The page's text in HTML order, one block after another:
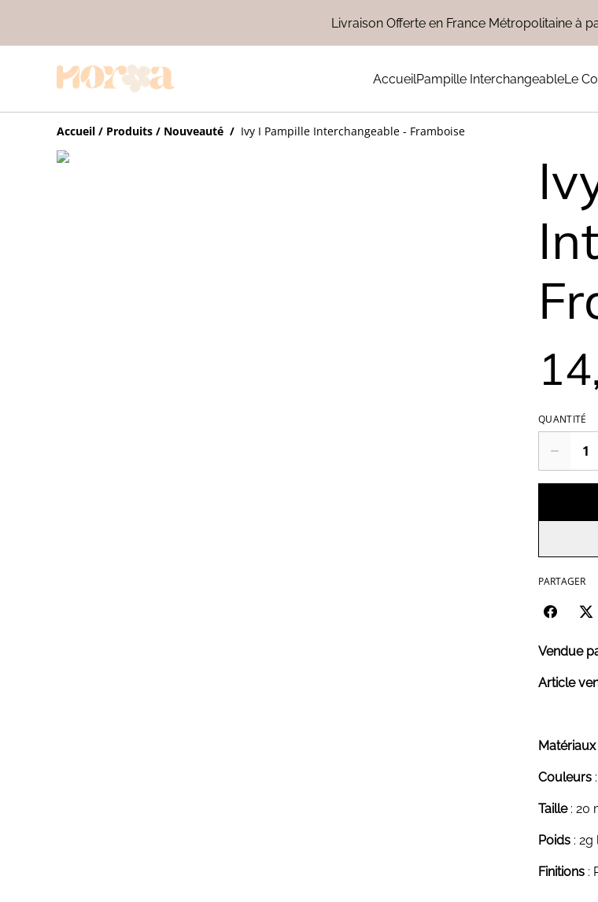
Livraison Offerte en France Métropolitaine à
AccueilPampille InterchangeableLe
Accueil / Produits / Nouveauté / Ivy I Pampille Interchangeable - Framboise
QUANTITÉ
PARTAGER
Vendue
Article
Matériaux
Couleurs
Taille: 20
Poids : 2g
Finitions :